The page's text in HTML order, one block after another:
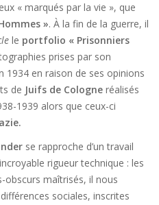
« marqués par la vie », que
». À la fin de la guerre, il
le portfolio « Prisonniers
prises par son
1934 en raison de ses opinions
de Juifs de Cologne réalisés
1939 alors que ceux-ci
se rapproche d’un travail
rigueur technique : les
obscurs maîtrisés, il nous
sociales, inscrites